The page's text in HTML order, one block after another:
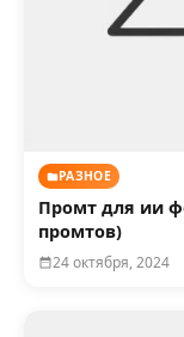
РАЗНОЕ
Промт для ии
промтов)
24 октября, 2024